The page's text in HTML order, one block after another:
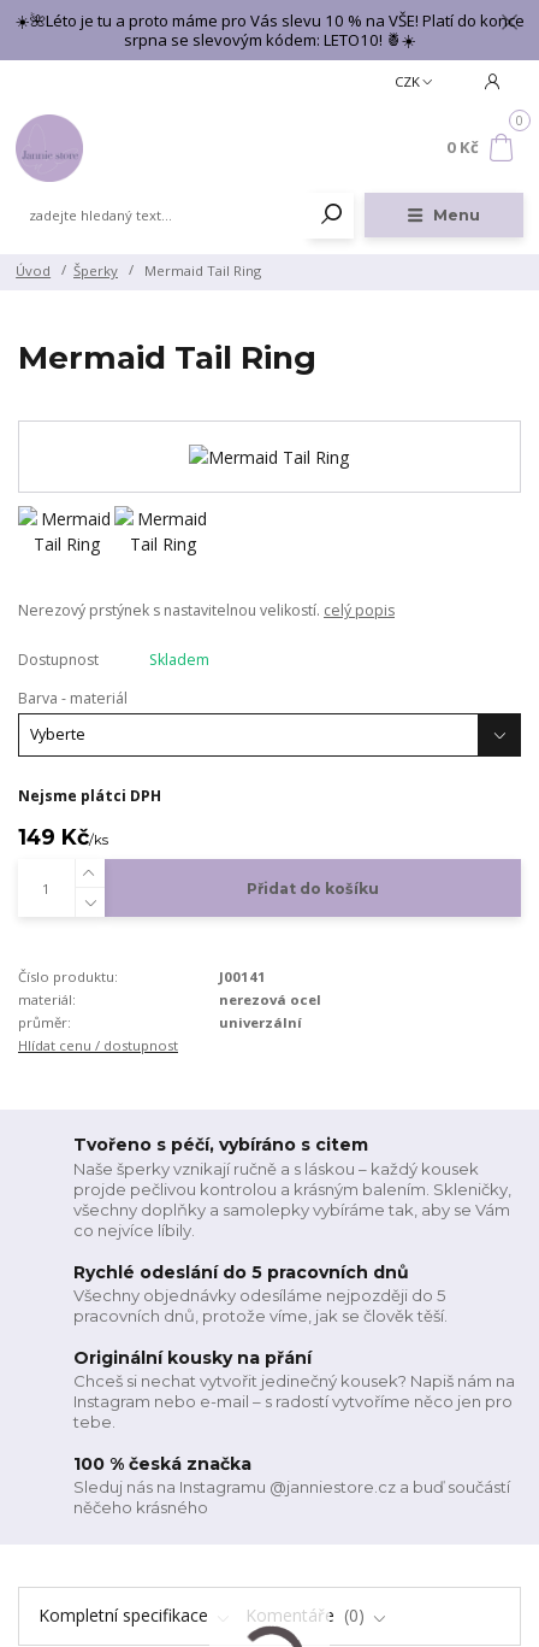
☀️🌺Léto je tu a proto máme pro Vás slevu 10 % na VŠE! Platí do konce
srpna se slevovým kódem: LETO10! 🍍☀️
Menu
CZK
0
0 Kč
Úvod Šperky Mermaid Tail Ring
Mermaid Tail Ring
Nerezový prstýnek s nastavitelnou velikostí. celý popis
Dostupnost
Skladem
Barva - materiál
Nejsme plátci DPH
149 Kč/ks
Přidat do košíku
Číslo produktu:
J00141
materiál:
nerezová ocel
průměr:
univerzální
Hlídat cenu / dostupnost
Tvořeno s péčí, vybíráno s citem
Naše šperky vznikají ručně a s láskou – každý kousek
projde pečlivou kontrolou a krásným balením. Skleničky,
všechny doplňky a samolepky vybíráme tak, aby se Vám
co nejvíce líbily.
Rychlé odeslání do 5 pracovních dnů
Všechny objednávky odesíláme nejpozději do 5
pracovních dnů, protože víme, jak se člověk těší.
Originální kousky na přání
Chceš si nechat vytvořit jedinečný kousek? Napiš nám na
Instagram nebo e-mail – s radostí vytvoříme něco jen pro
tebe.
100 % česká značka
Sleduj nás na Instagramu @janniestore.cz a buď součástí
něčeho krásného
Kompletní specifikace Komentáře 0